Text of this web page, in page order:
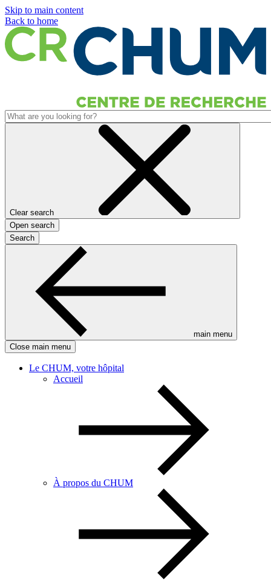
Skip to main content
Back to home
Clear search
Open search
Search
main menu
Close main menu
Le CHUM, votre hôpital
Accueil
À propos du CHUM